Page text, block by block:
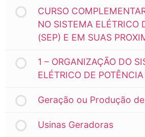
CURSO
NO SISTEMA ELÉTRICO
(SEP) E EM SUAS
1 – ORGANIZAÇÃO DO
ELÉTRICO DE
Geração ou Produção
Usinas Geradoras